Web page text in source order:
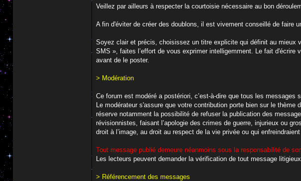
Veillez par ailleurs à respecter la courtoisie nécessaire au bon
A fin d'éviter de créer des doublons, il est vivement conseillé de faire
Soyez clair et précis, choisissez un titre explicite qui définit au mieux
SMS », faites l’effort de vous exprimer intelligemment. Le fait
avant de le poster.
> Modération
Ce forum est modéré a postériori, c’est-à-dire que tous les messages
Le modérateur s'assure que votre contribution porte bien sur le
réserve notamment la possibilité de refuser la publication des
révisionnistes, faisant l’apologie des crimes de guerre, injurieux ou
droit à l’image, au droit au respect de la vie privée ou qui
Tout message publié demeure néanmoins sous la responsabilité de
Les lecteurs peuvent demander la vérification de tout message
> Référencement des messages